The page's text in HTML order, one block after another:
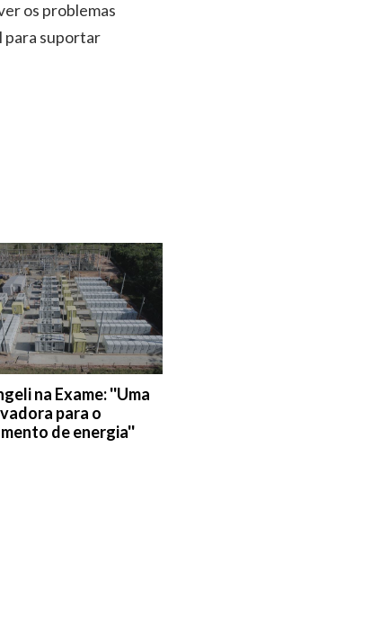
os problemas
para suportar
na Exame: ''Uma
para o
de energia''